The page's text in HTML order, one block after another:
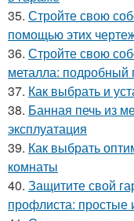
35. Стройте свою
помощью этих
36. Стройте свою
металла: подробный
37. Как выбрать и
38. Банная печь из
эксплуатация
39. Как выбрать
комнаты
40. Защитите свой
профлиста: простые